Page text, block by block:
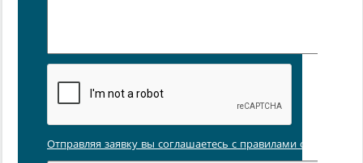
Отправляя заявку вы соглашаетесь с правилами обработки